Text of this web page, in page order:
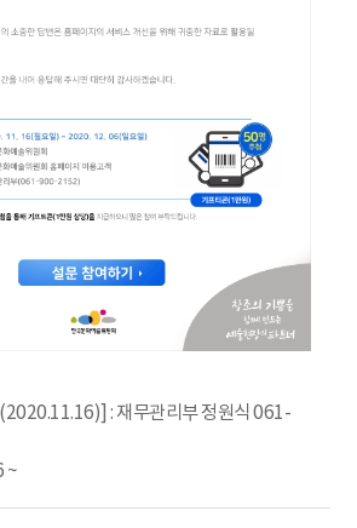
: 재무관리부 정원식 061-
~